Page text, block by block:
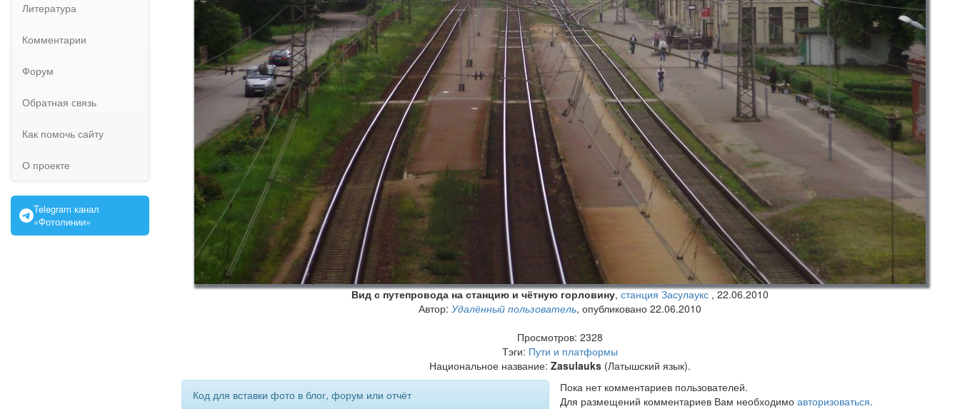
Литература
Комментарии
Форум
Обратная связь
Как помочь сайту
О проекте
Telegram канал
«Фотолинии»
Вид с путепровода на станцию и чётную горловину,станция Засулаукс ,22.06.2010
Автор: Удалённый пользователь, опубликовано 22.06.2010
Просмотров: 2328
Тэги: Пути и платформы
Национальное название: Zasulauks (Латышский язык).
Код для вставки фото в блог, форум или отчёт
Пока нет комментариев пользователей.
Для размещений комментариев Вам необходимо авторизоваться.